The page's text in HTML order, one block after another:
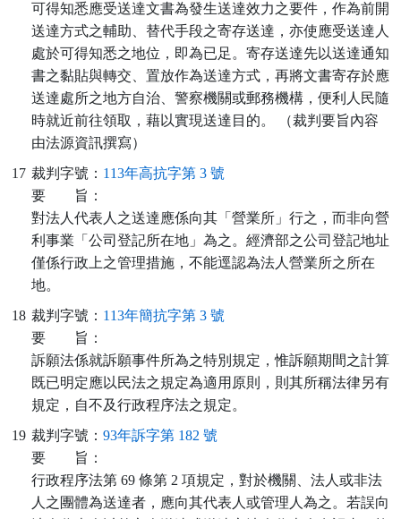
可得知悉應受送達文書為發生送達效力之要件，作為前開
送達方式之輔助、替代手段之寄存送達，亦使應受送達人
處於可得知悉之地位，即為已足。寄存送達先以送達通知
書之黏貼與轉交、置放作為送達方式，再將文書寄存於應
送達處所之地方自治、警察機關或郵務機構，便利人民隨
時就近前往領取，藉以實現送達目的。 （裁判要旨內容
由法源資訊撰寫）
17 裁判字號： 113年高抗字第 3 號
要
旨：
對法人代表人之送達應係向其「營業所」行之，而非向營
利事業「公司登記所在地」為之。經濟部之公司登記地址
僅係行政上之管理措施，不能逕認為法人營業所之所在
地。
18 裁判字號： 113年簡抗字第 3 號
要
旨：
訴願法係就訴願事件所為之特別規定，惟訴願期間之計算
既已明定應以民法之規定為適用原則，則其所稱法律另有
規定，自不及行政程序法之規定。
19 裁判字號： 93年訴字第 182 號
要
旨：
行政程序法第 69 條第 2 項規定，對於機關、法人或非法
人之團體為送達者，應向其代表人或管理人為之。若誤向